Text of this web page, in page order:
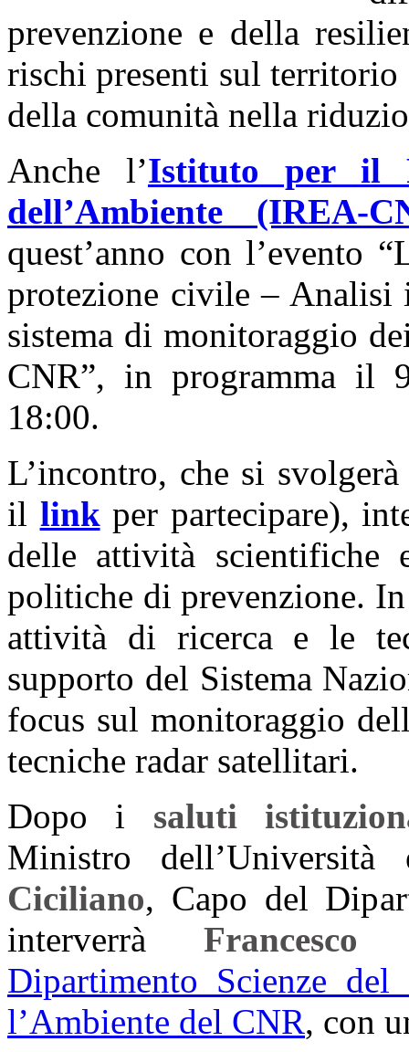
prevenzione e della
rischi presenti sul
della comunità nella
Anche l’Istituto per il
dell’Ambiente (IREA-
quest’anno con l’evento
protezione civile – Analisi
sistema di monitoraggio
CNR”, in programma il
18:00.
L’incontro, che si
il linkper partecipare),
delle attività scientifiche
politiche di prevenzione.
attività di ricerca e le
supporto del Sistema
focus sul monitoraggio
tecniche radar satellitari.
Dopo i saluti
Ministro
Ciciliano, Capo del
interverràFrancesco
Dipartimento Scienze
l’Ambiente del CNR, con